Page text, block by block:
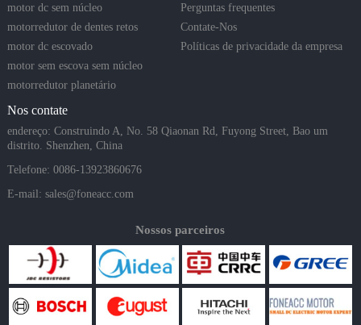
motor dc sem núcleo
motorredutor de dentes retos
motor dc escovado
motor sem escova sem núcleo
motorredutor planetário
Perguntas frequentes
Contate-Nos
Políticas de privacidade da empresa
Nos contate
endereço: Construindo A, No. 58 Qiaonan Rd, Fuyong Street, Bao um
distrito. Shenzhen, China
Telefone: 0086-13923860676
E-mail: sales@foneacc.com
Nossos parceiros